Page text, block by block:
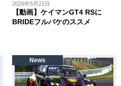
2026年5月21日
【動画】ケイマンGT4 RSに
BRIDEフルバケのススメ
News